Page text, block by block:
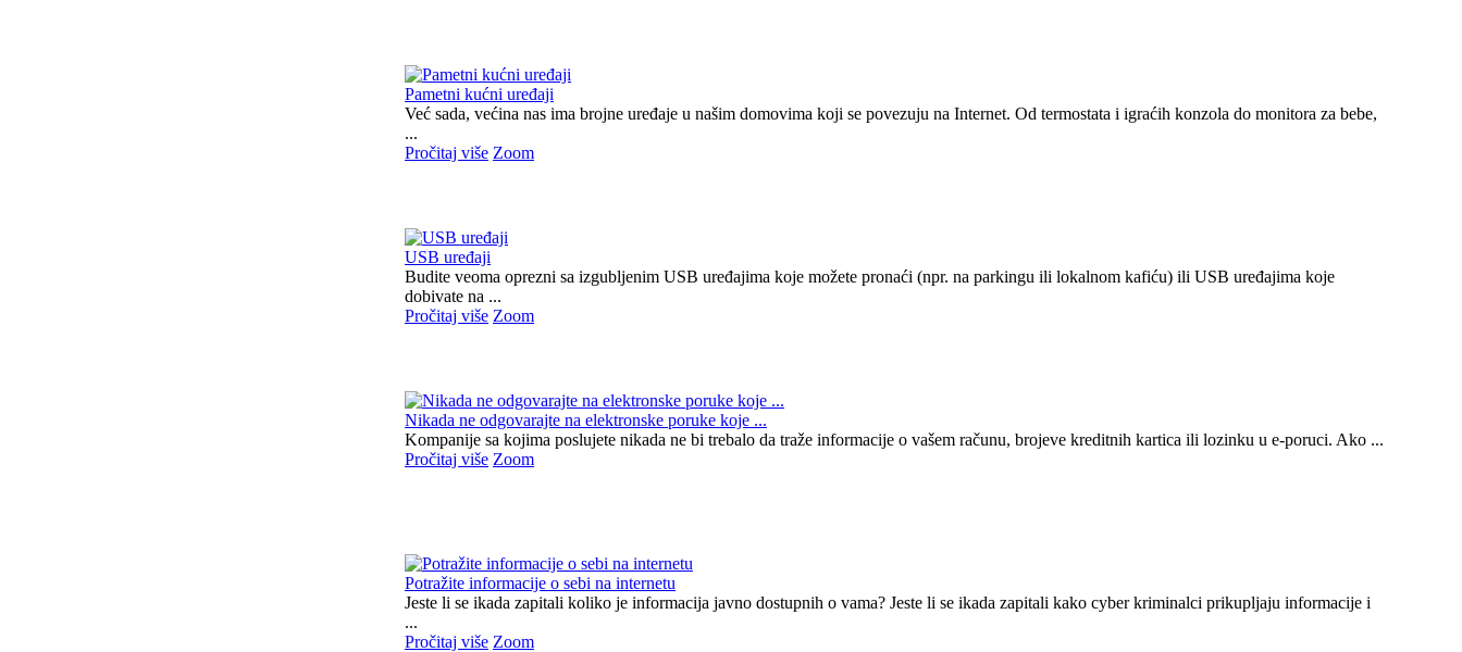
Pametni kućni uređaji
Već sada, većina nas ima brojne uređaje u našim domovima koji se povezuju na Internet. Od termostata i igraćih konzola do monitora za bebe,
...
Pročitaj više Zoom
USB uređaji
Budite veoma oprezni sa izgubljenim USB uređajima koje možete pronaći (npr. na parkingu ili lokalnom kafiću) ili USB uređajima koje
dobivate na ...
Pročitaj više Zoom
Nikada ne odgovarajte na elektronske poruke koje ...
Kompanije sa kojima poslujete nikada ne bi trebalo da traže informacije o vašem računu, brojeve kreditnih kartica ili lozinku u e-poruci. Ako ...
Pročitaj više Zoom
Potražite informacije o sebi na internetu
Jeste li se ikada zapitali koliko je informacija javno dostupnih o vama? Jeste li se ikada zapitali kako cyber kriminalci prikupljaju informacije i
...
Pročitaj više Zoom